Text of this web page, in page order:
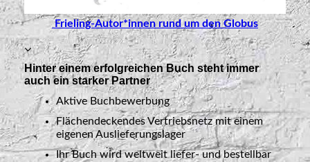
Frieling-Autor*innen rund um den Globus
Hinter einem erfolgreichen Buch steht immer
auch ein starker Partner
Aktive Buchbewerbung
Flächendeckendes Vertriebsnetz mit einem
eigenen Auslieferungslager
Ihr Buch wird weltweit liefer- und bestellbar